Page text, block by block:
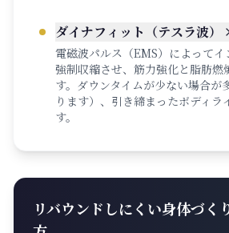
ダイナフィット（テスラ波）
電磁波パルス（EMS）によってイ
強制収縮させ、筋力強化と脂肪燃
す。ダウンタイムが少ない場合が
ります）、引き締まったボディラ
す。
リバウンドしにくい身体づく